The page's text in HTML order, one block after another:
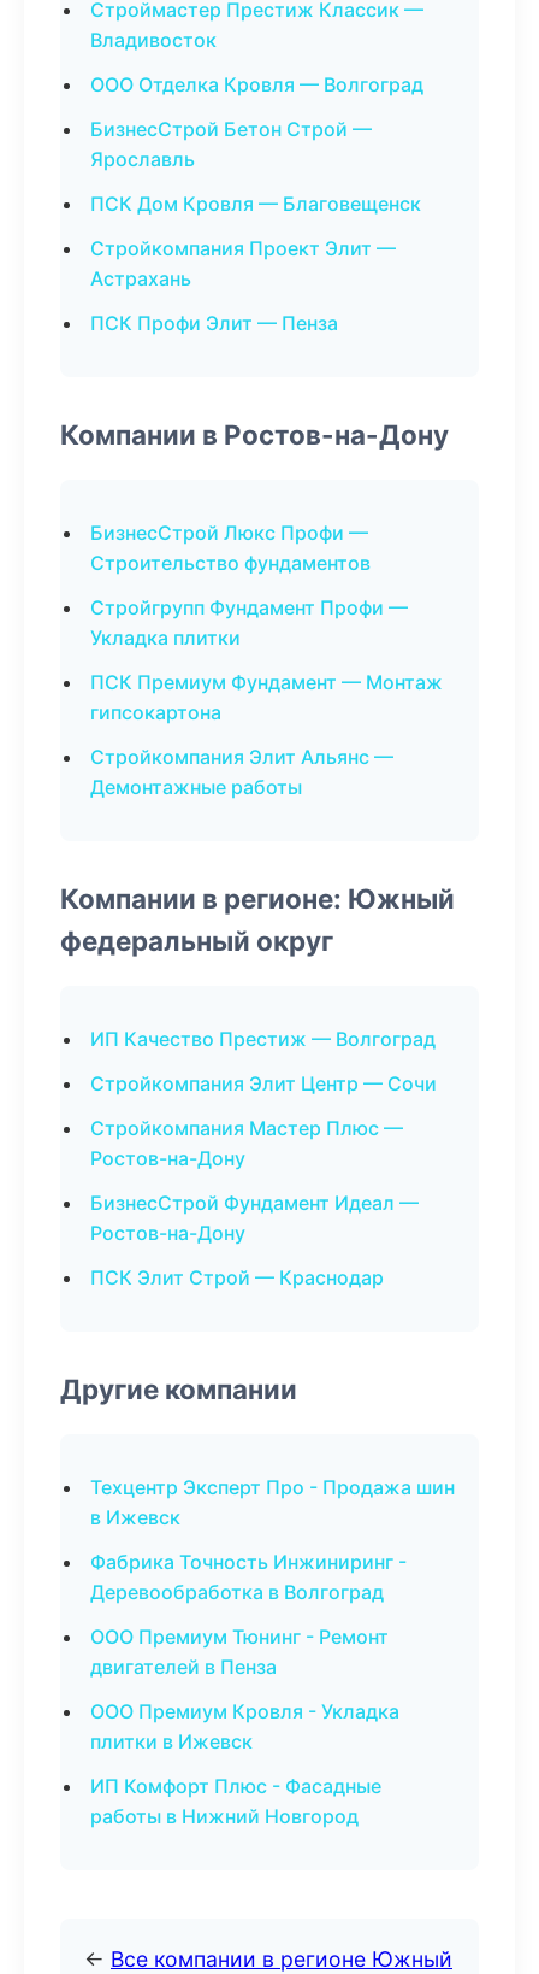
Строймастер Престиж Классик —
Владивосток
ООО Отделка Кровля — Волгоград
БизнесСтрой Бетон Строй —
Ярославль
ПСК Дом Кровля — Благовещенск
Стройкомпания Проект Элит —
Астрахань
ПСК Профи Элит — Пенза
Компании в Ростов-на-Дону
БизнесСтрой Люкс Профи —
Строительство фундаментов
Стройгрупп Фундамент Профи —
Укладка плитки
ПСК Премиум Фундамент — Монтаж
гипсокартона
Стройкомпания Элит Альянс —
Демонтажные работы
Компании в регионе: Южный
федеральный округ
ИП Качество Престиж — Волгоград
Стройкомпания Элит Центр — Сочи
Стройкомпания Мастер Плюс —
Ростов-на-Дону
БизнесСтрой Фундамент Идеал —
Ростов-на-Дону
ПСК Элит Строй — Краснодар
Другие компании
Техцентр Эксперт Про - Продажа шин
в Ижевск
Фабрика Точность Инжиниринг -
Деревообработка в Волгоград
ООО Премиум Тюнинг - Ремонт
двигателей в Пенза
ООО Премиум Кровля - Укладка
плитки в Ижевск
ИП Комфорт Плюс - Фасадные
работы в Нижний Новгород
← Все компании в регионе Южный